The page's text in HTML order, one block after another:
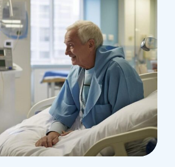
Aneurysm